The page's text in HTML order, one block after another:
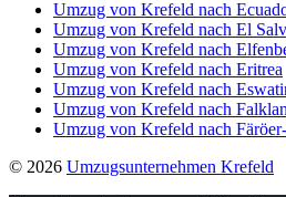
Umzug von Krefeld nach
Umzug von Krefeld nach El
Umzug von Krefeld nach
Umzug von Krefeld nach Eritrea
Umzug von Krefeld nach
Umzug von Krefeld nach
Umzug von Krefeld nach
© 2026 Umzugsunternehmen Krefeld